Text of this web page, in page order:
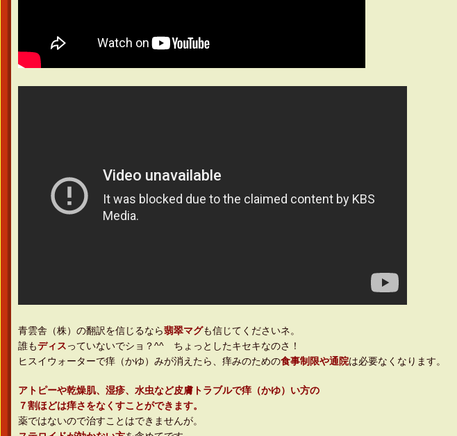
青雲舎（株）の翻訳を信じるなら翡翠マグも信じてくださいネ。
誰もディスっていないでショ？^^ ちょっとしたキセキなのさ！
ヒスイウォーターで痒（かゆ）みが消えたら、痒みのための食事制限や通院は必要なくなります。
アトピーや乾燥肌、湿疹、水虫など皮膚トラブルで痒（かゆ）い方の
７割ほどは痒さをなくすことができます。
薬ではないので治すことはできませんが。